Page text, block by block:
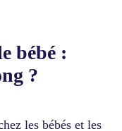
bébé :
?
les bébés et les